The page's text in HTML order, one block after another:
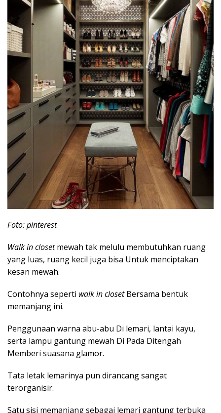
Foto: pinterest
Walk in closetmewah tak melulu membutuhkan ruang
yang luas, ruang kecil juga bisa Untuk menciptakan
kesan mewah.
Contohnya seperti walk in closetBersama bentuk
memanjang ini.
Penggunaan warna abu-abu Di lemari, lantai kayu,
serta lampu gantung mewah Di Pada Ditengah
Memberi suasana glamor.
Tata letak lemarinya pun dirancang sangat
terorganisir.
Satu sisi memanjang sebagai lemari gantung terbuka